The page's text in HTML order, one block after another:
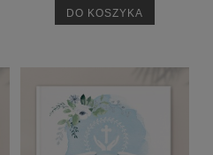
DO KOSZYKA